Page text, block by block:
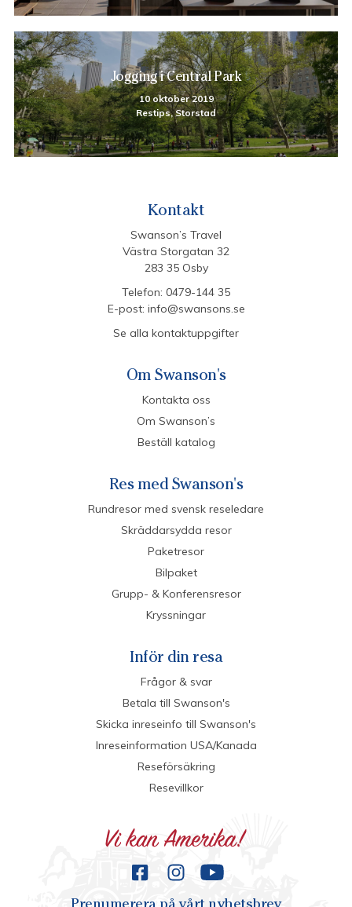
Jogging i Central Park
10 oktober 2019
Restips, Storstad
Kontakt
Swanson’s Travel
Västra Storgatan 32
283 35 Osby
Telefon: 0479-144 35
E-post: info@swansons.se
Se alla kontaktuppgifter
Om Swanson's
Kontakta oss
Om Swanson’s
Beställ katalog
Res med Swanson's
Rundresor med svensk reseledare
Skräddarsydda resor
Paketresor
Bilpaket
Grupp- & Konferensresor
Kryssningar
Inför din resa
Frågor & svar
Betala till Swanson's
Skicka inreseinfo till Swanson's
Inreseinformation USA/Kanada
Reseförsäkring
Resevillkor